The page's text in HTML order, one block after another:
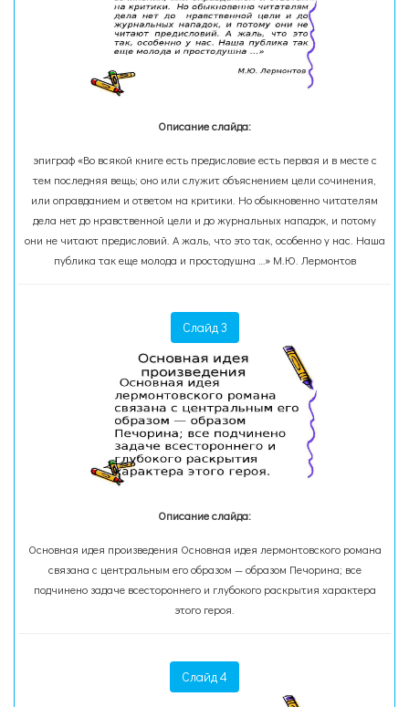
Описание слайда:
эпиграф «Во всякой книге есть предисловие есть первая и в месте с
тем последняя вещь; оно или служит объяснением цели сочинения,
или оправданием и ответом на критики. Но обыкновенно читателям
дела нет до нравственной цели и до журнальных нападок, и потому
они не читают предисловий. А жаль, что это так, особенно у нас. Наша
публика так еще молода и простодушна …» М.Ю. Лермонтов
Слайд 3
Описание слайда:
Основная идея произведения Основная идея лермонтовского романа
связана с центральным его образом — образом Печорина; все
подчинено задаче всестороннего и глубокого раскрытия характера
этого героя.
Слайд 4